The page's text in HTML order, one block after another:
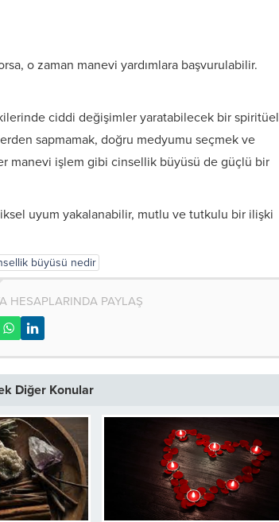
o zaman manevi yardımlara başvurulabilir.
ciddi değişimler yaratabilecek bir spiritüel
sapmamak, doğru medyumu seçmek ve
manevi işlem gibi cinsellik büyüsü de güçlü bir
uyum yakalanabilir, mutlu ve tutkulu bir ilişki
büyüsü nedir
HESAPLARINDA PAYLAŞ
Diğer Konular